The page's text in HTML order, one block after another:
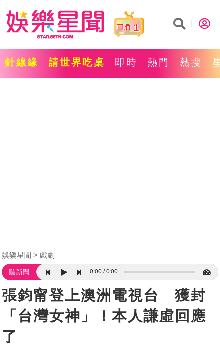
1
針線緣 請世界吃桌 即時 熱門 熱搜
娛樂星聞 戲劇
聽新聞 0:00 0:00
張鈞甯登上澳洲電視台 獲封
「台灣女神」！本人謙虛回應
了